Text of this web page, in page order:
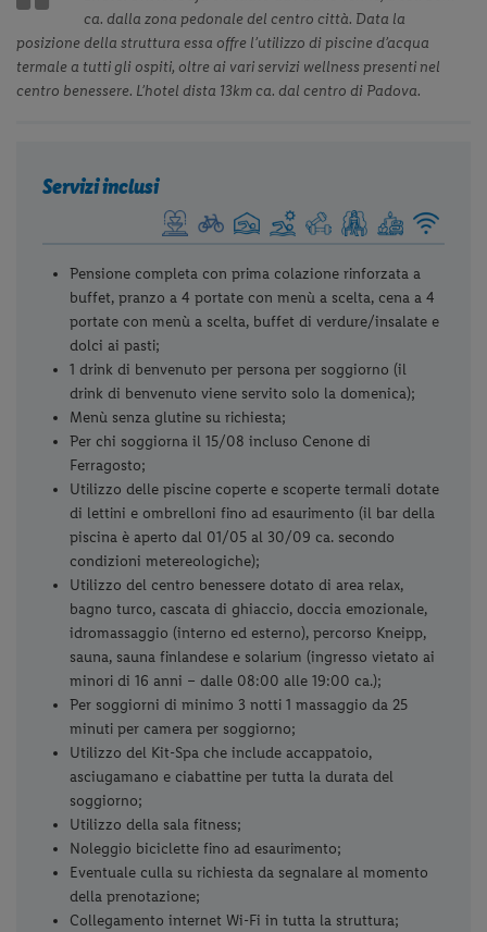
ca. dalla zona pedonale del centro città. Data la
posizione della struttura essa offre l’utilizzo di piscine d’acqua
termale a tutti gli ospiti, oltre ai vari servizi wellness presenti nel
centro benessere. L’hotel dista 13km ca. dal centro di Padova.
Servizi inclusi
Pensione completa con prima colazione rinforzata a
buffet, pranzo a 4 portate con menù a scelta, cena a 4
portate con menù a scelta, buffet di verdure/insalate e
dolci ai pasti;
1 drink di benvenuto per persona per soggiorno (il
drink di benvenuto viene servito solo la domenica);
Menù senza glutine su richiesta;
Per chi soggiorna il 15/08 incluso Cenone di
Ferragosto;
Utilizzo delle piscine coperte e scoperte termali dotate
di lettini e ombrelloni fino ad esaurimento (il bar della
piscina è aperto dal 01/05 al 30/09 ca. secondo
condizioni metereologiche);
Utilizzo del centro benessere dotato di area relax,
bagno turco, cascata di ghiaccio, doccia emozionale,
idromassaggio (interno ed esterno), percorso Kneipp,
sauna, sauna finlandese e solarium (ingresso vietato ai
minori di 16 anni – dalle 08:00 alle 19:00 ca.);
Per soggiorni di minimo 3 notti 1 massaggio da 25
minuti per camera per soggiorno;
Utilizzo del Kit-Spa che include accappatoio,
asciugamano e ciabattine per tutta la durata del
soggiorno;
Utilizzo della sala fitness;
Noleggio biciclette fino ad esaurimento;
Eventuale culla su richiesta da segnalare al momento
della prenotazione;
Collegamento internet Wi-Fi in tutta la struttura;